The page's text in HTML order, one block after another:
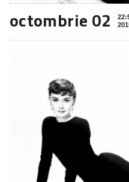
octombrie 02